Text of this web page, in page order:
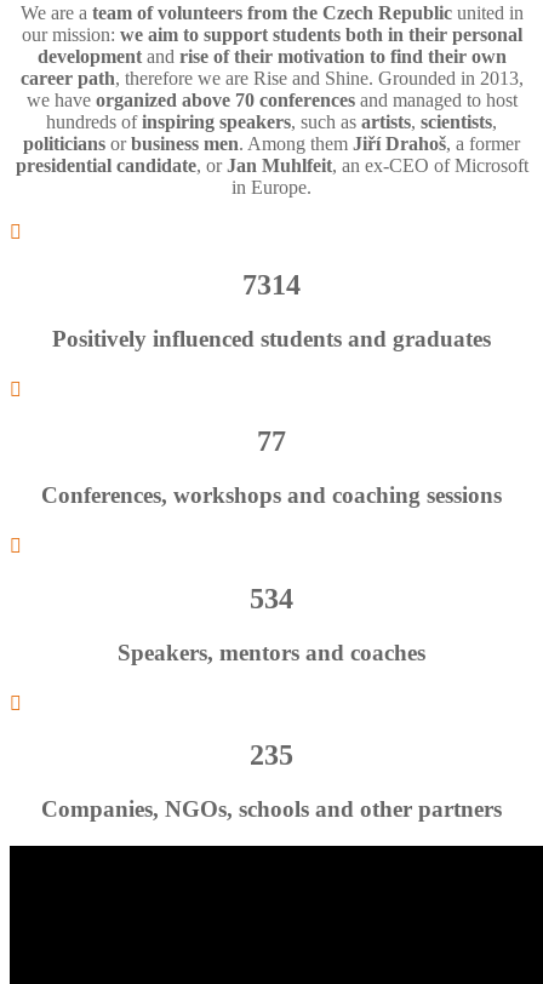
We are a team of volunteers from the Czech Republicunited in
our mission: we aim to support students both in their personal
developmentand rise of their motivation to find their own
career path, therefore we are Rise and Shine. Grounded in 2013,
we have organized above 70 conferencesand managed to host
hundreds ofinspiring speakers, such as artists, scientists,
politicians orbusiness men. Among them Jiří Drahoš, a former
presidential candidate, orJan Muhlfeit, an ex-CEO of Microsoft
in Europe.

7314
Positively influenced students and graduates

77
Conferences, workshops and coaching sessions

534
Speakers, mentors and coaches

235
Companies, NGOs, schools and other partners